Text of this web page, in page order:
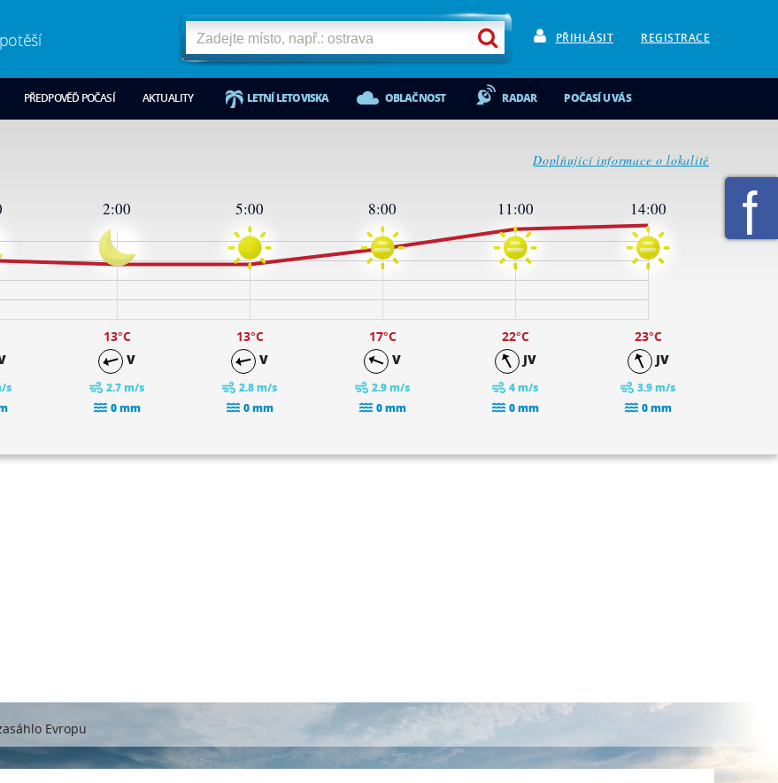
PŘIHLÁSIT REGISTRACE
PŘEDPOVĚĎ POČASÍ AKTUALITY LETNÍ LETOVISKA OBLAČNOST RADAR POČASÍ U VÁS
Doplňující informace o lokalitě
s
2:00
13°C
V
2.7 m/s
0 mm
5:00
13°C
V
2.8 m/s
0 mm
8:00
17°C
V
2.9 m/s
0 mm
11:00
22°C
JV
4 m/s
0 mm
14:00
23°C
JV
3.9 m/s
0 mm
Evropu